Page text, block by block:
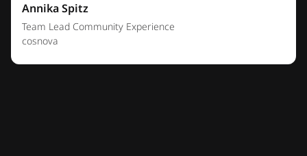
Annika Spitz
Team Lead Community Experience
cosnova